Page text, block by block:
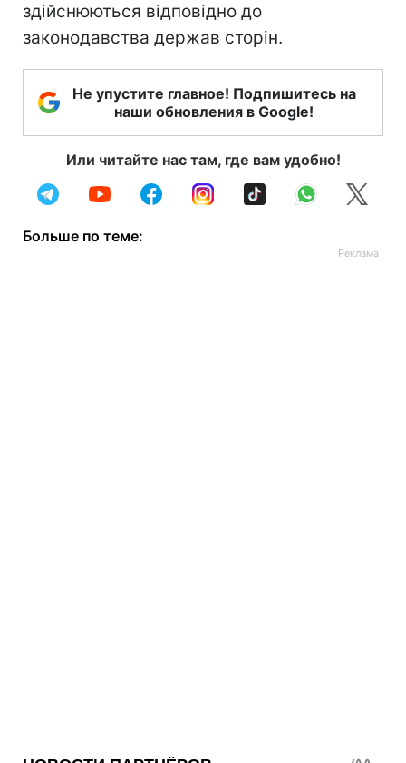
здійснюються відповідно до
законодавства держав сторін.
Не упустите главное! Подпишитесь на
наши обновления в Google!
Или читайте нас там, где вам удобно!
Больше по теме: